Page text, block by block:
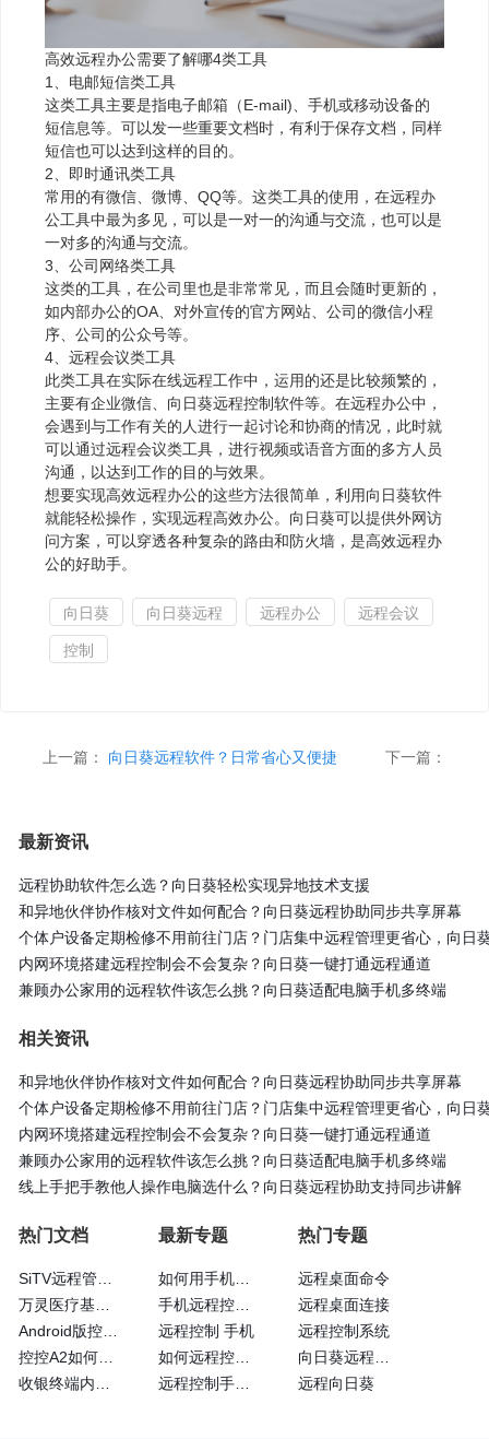
高效远程办公需要了解哪4类工具
1、电邮短信类工具
这类工具主要是指电子邮箱（E-mail)、手机或移动设备的
短信息等。可以发一些重要文档时，有利于保存文档，同样
短信也可以达到这样的目的。
2、即时通讯类工具
常用的有微信、微博、QQ等。这类工具的使用，在远程办
公工具中最为多见，可以是一对一的沟通与交流，也可以是
一对多的沟通与交流。
3、公司网络类工具
这类的工具，在公司里也是非常常见，而且会随时更新的，
如内部办公的OA、对外宣传的官方网站、公司的微信小程
序、公司的公众号等。
4、远程会议类工具
此类工具在实际在线远程工作中，运用的还是比较频繁的，
主要有企业微信、向日葵远程控制软件等。在远程办公中，
会遇到与工作有关的人进行一起讨论和协商的情况，此时就
可以通过远程会议类工具，进行视频或语音方面的多方人员
沟通，以达到工作的目的与效果。
想要实现高效远程办公的这些方法很简单，利用向日葵软件
就能轻松操作，实现远程高效办公。向日葵可以提供外网访
问方案，可以穿透各种复杂的路由和防火墙，是高效远程办
公的好助手。
向日葵 向日葵远程 远程办公 远程会议
控制
上一篇： 向日葵远程软件？日常省心又便捷 下一篇：
最新资讯
远程协助软件怎么选？向日葵轻松实现异地技术支援
和异地伙伴协作核对文件如何配合？向日葵远程协助同步共享屏幕
个体户设备定期检修不用前往门店？门店集中远程管理更省心，向日
内网环境搭建远程控制会不会复杂？向日葵一键打通远程通道
兼顾办公家用的远程软件该怎么挑？向日葵适配电脑手机多终端
相关资讯
和异地伙伴协作核对文件如何配合？向日葵远程协助同步共享屏幕
个体户设备定期检修不用前往门店？门店集中远程管理更省心，向日
内网环境搭建远程控制会不会复杂？向日葵一键打通远程通道
兼顾办公家用的远程软件该怎么挑？向日葵适配电脑手机多终端
线上手把手教他人操作电脑选什么？向日葵远程协助支持同步讲解
热门文档
SiTV远程管理维护户外广告屏大法—向日葵
万灵医疗基于向日葵的眼科远程诊断系统
Android版控制端常见问题
控控A2如何通过4G网卡上网
收银终端内嵌向日葵实现远程运维
最新专题
如何用手机远程控制手机
手机远程控制手机方法
远程控制 手机
如何远程控制苹果手机
远程控制手机的方法
热门专题
远程桌面命令
远程桌面连接
远程控制系统
向日葵远程操控
远程向日葵